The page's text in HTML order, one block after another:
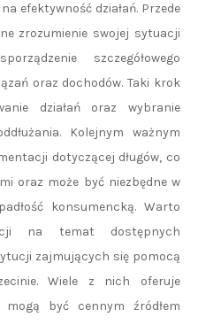
efektywność działań. Przede
zrozumienie swojej sytuacji
szczegółowego
oraz dochodów. Taki krok
działań oraz wybranie
Kolejnym ważnym
dotyczącej długów, co
oraz może być niezbędne w
konsumencką. Warto
na temat dostępnych
zajmujących się pomocą
Wiele z nich oferuje
być cennym źródłem